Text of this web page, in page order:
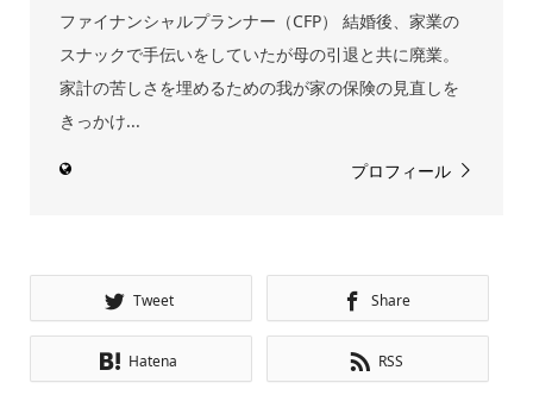
ファイナンシャルプランナー（CFP） 結婚後、家業の
スナックで手伝いをしていたが母の引退と共に廃業。
家計の苦しさを埋めるための我が家の保険の見直しを
きっかけ...
プロフィール
Tweet Share
Hatena RSS